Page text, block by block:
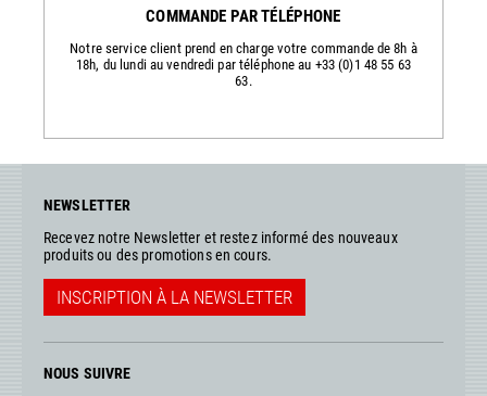
COMMANDE PAR TÉLÉPHONE
Notre service client prend en charge votre commande de 8h à
18h, du lundi au vendredi par téléphone au +33 (0)1 48 55 63
63.
NEWSLETTER
Recevez notre Newsletter et restez informé des nouveaux
produits ou des promotions en cours.
INSCRIPTION À LA NEWSLETTER
NOUS SUIVRE